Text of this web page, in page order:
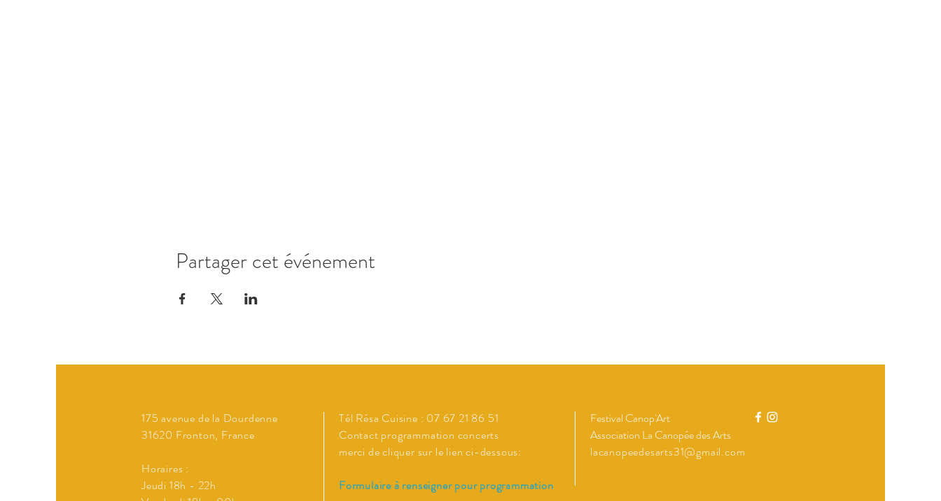
Partager cet événement
175 avenue de la Dourdenne
31620 Fronton, France
Horaires :
Jeudi 18h - 22h
Tél Résa Cuisine : 07 67 21 86 51
Contact programmation concerts
merci de cliquer sur le lien ci-dessous:
Formulaire à renseigner pour programmation
Festival Canop'Art
Association La Canopée des Arts
lacanopeedesarts31@gmail.com